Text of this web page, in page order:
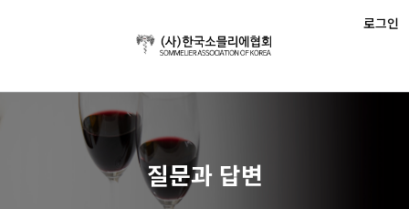
로그인
질문과 답변